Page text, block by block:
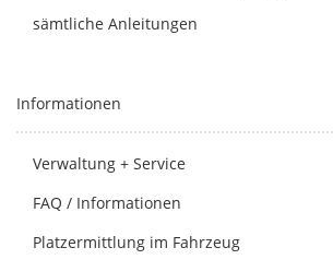
sämtliche Anleitungen
Informationen
Verwaltung + Service
FAQ / Informationen
Platzermittlung im Fahrzeug